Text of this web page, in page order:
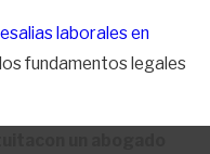
laborales en
fundamentos legales